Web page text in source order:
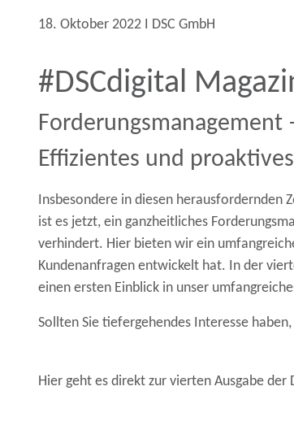
18. Oktober 2022 Ι DSC GmbH
#DSCdigital
Forderungsmanagement
Effizientes und
Insbesondere in diesen herausfordernden
ist es jetzt, ein ganzheitliches
verhindert. Hier bieten wir ein
Kundenanfragen entwickelt hat. In der
einen ersten Einblick in unser
Sollten Sie tiefergehendes Interesse
Hier geht es direkt zur vierten Ausgabe der